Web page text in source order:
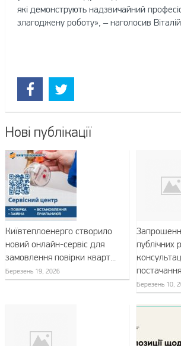
які демонструють надзвичайний
злагоджену роботу», – наголосив
Нові публікації
Київтеплоенерго створило
новий онлайн-сервіс для
замовлення повірки кварт...
Березень 19, 2026
публічних
постачання,
Березень 10,